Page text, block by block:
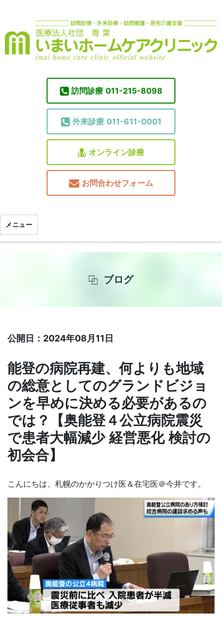
訪問診療 011-215-8098
外来診療 011-611-0001
オンライン診療
お問合わせフォーム
メニュー
ブログ
公開日：2024年08月11日
能登の病院再建、何よりも地域
の総意としてのグランドビジョ
ンを早めに決める必要があるの
では？【奥能登４公立病院震災
で患者大幅減少 経営悪化 検討の
初会合】
こんにちは、札幌のかかりつけ医＆在宅医＠今井です。